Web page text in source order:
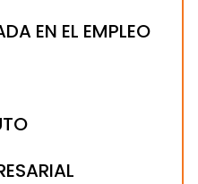
EN EL EMPLEO